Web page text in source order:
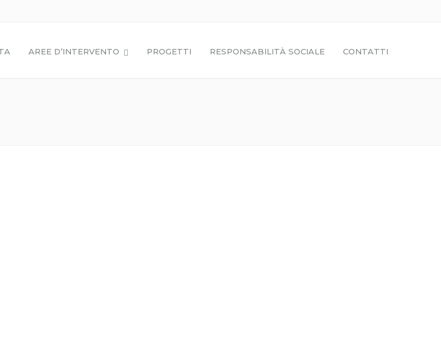
AREE D’INTERVENTO PROGETTI RESPONSABILITÀ SOCIALE CONTATTI